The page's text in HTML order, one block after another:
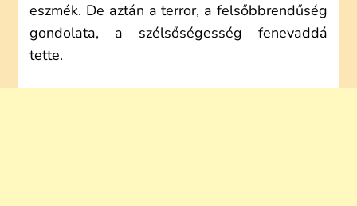
eszmék. De aztán a terror, a felsőbbrendűség
gondolata, a szélsőségesség fenevaddá
tette.